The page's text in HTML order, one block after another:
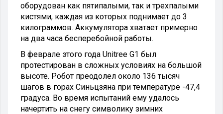
оборудован как пятипалыми, так и трехпалыми
кистями, каждая из которых поднимает до 3
килограммов. Аккумулятора хватает примерно
на два часа бесперебойной работы.
В феврале этого года Unitree G1 был
протестирован в сложных условиях на большой
высоте. Робот преодолел около 136 тысяч
шагов в горах Синьцзяна при температуре -47,4
градуса. Во время испытаний ему удалось
начертить на снегу символику зимних